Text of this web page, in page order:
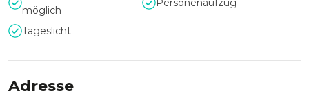
möglich
Personenaufzug
Tageslicht
Adresse